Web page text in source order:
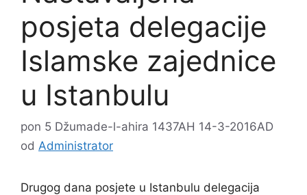
posjeta delegacije
Islamske zajednice
u Istanbulu
pon 5 Džumade-l-ahira 1437AH 14-3-2016AD
od Administrator
Drugog dana posjete u Istanbulu delegacija